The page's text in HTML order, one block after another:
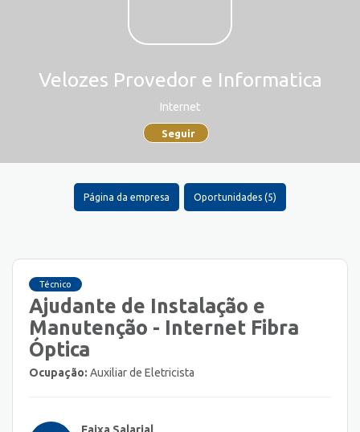
Velozes Provedor e Informatica
Internet
Seguir
Página da empresa Oportunidades (5)
Técnico
Ajudante de Instalação e
Manutenção - Internet Fibra
Óptica
Ocupação: Auxiliar de Eletricista